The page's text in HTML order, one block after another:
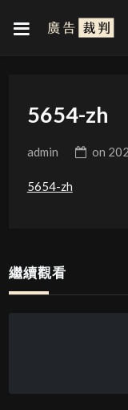
5654-zh
admin on
5654-zh
繼續觀看